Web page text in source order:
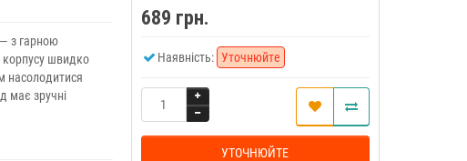
з гарною
швидко
насолодитися
має зручні
689 грн.
Наявність: Уточнюйте
УТОЧНЮЙТЕ